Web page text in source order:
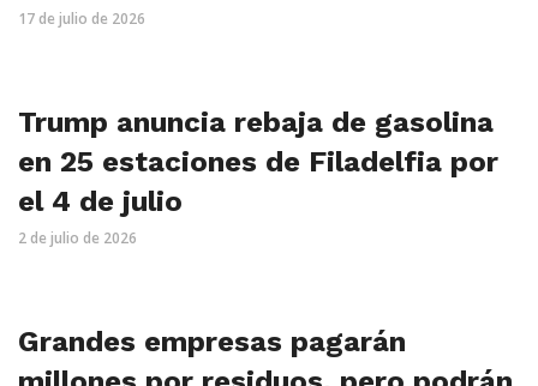
17 de julio de 2026
Trump anuncia rebaja de gasolina
en 25 estaciones de Filadelfia por
el 4 de julio
2 de julio de 2026
Grandes empresas pagarán